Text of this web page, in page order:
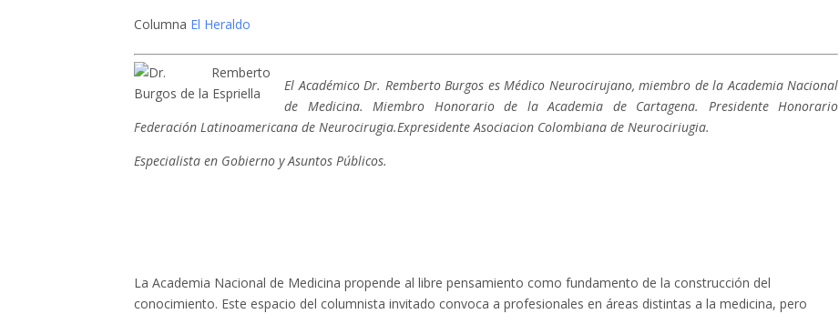
Columna El Heraldo
El Académico Dr. Remberto Burgos es Médico Neurocirujano, miembro de la Academia Nacional
de Medicina. Miembro Honorario de la Academia de Cartagena. Presidente Honorario
Federación Latinoamericana de Neurocirugia.Expresidente Asociacion Colombiana de Neurociriugia.
Especialista en Gobierno y Asuntos Públicos.
La Academia Nacional de Medicina propende al libre pensamiento como fundamento de la construcción del
conocimiento. Este espacio del columnista invitado convoca a profesionales en áreas distintas a la medicina, pero